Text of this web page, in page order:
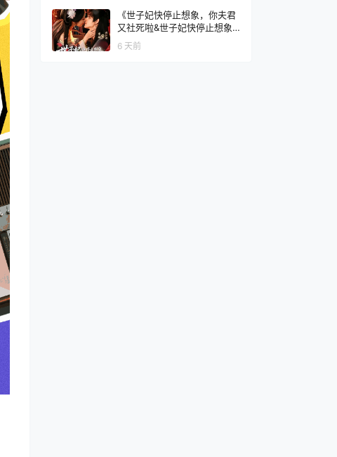
《世子妃快停止想象，你夫君
又社死啦&世子妃快停止想象
你夫君又社死啦（73集）洪瑾
瑜＆常斌》短剧全集免费在线
6 天前